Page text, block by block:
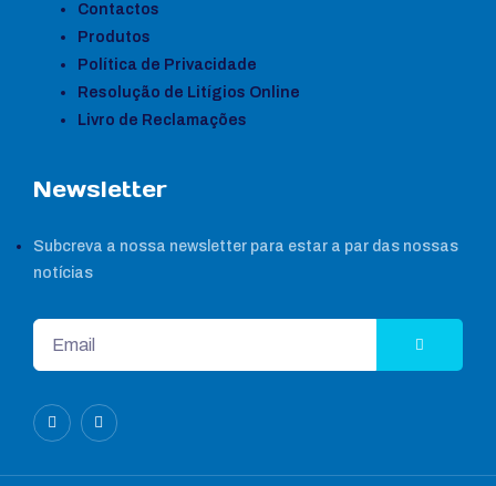
Contactos
Produtos
Política de Privacidade
Resolução de Litígios Online
Livro de Reclamações
Newsletter
Subcreva a nossa newsletter para estar a par das nossas
notícias